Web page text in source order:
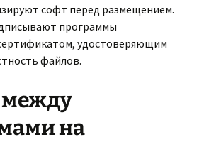
софт перед размещением.
программы
удостоверяющим
файлов.
на